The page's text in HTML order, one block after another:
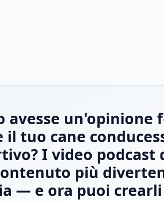
avesse un'opinione
il tuo cane
I video podcast
più
— e ora puoi